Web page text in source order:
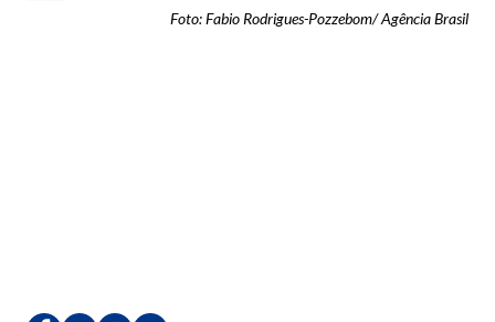
Foto: Fabio Rodrigues-Pozzebom/ Agência Brasil